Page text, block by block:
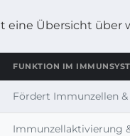
eine Übersicht
FUNKTION IM
Fördert Immunzellen
Immunzellaktivierung